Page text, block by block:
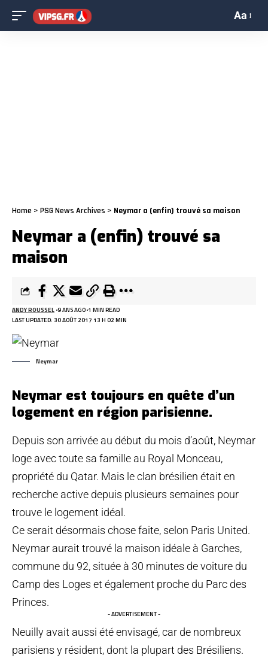
Aa
Home > PSG News Archives > Neymar a (enfin) trouvé sa maison
Neymar a (enfin) trouvé sa
maison
LAST UPDATED: 30 AOÛT 2017 13 H 02 MIN
ANDY ROUSSEL 9 ANS AGO 1 MIN READ
Neymar
Neymar est toujours en quête d’un
logement en région parisienne.
Depuis son arrivée au début du mois d’août, Neymar
loge avec toute sa famille au Royal Monceau,
propriété du Qatar. Mais le clan brésilien était en
recherche active depuis plusieurs semaines pour
trouve le logement idéal.
Ce serait désormais chose faite, selon Paris United.
Neymar aurait trouvé la maison idéale à Garches,
commune du 92, située à 30 minutes de voiture du
Camp des Loges et également proche du Parc des
Princes.
- ADVERTISEMENT -
Neuilly avait aussi été envisagé, car de nombreux
parisiens y résident, dont la plupart des Brésiliens.